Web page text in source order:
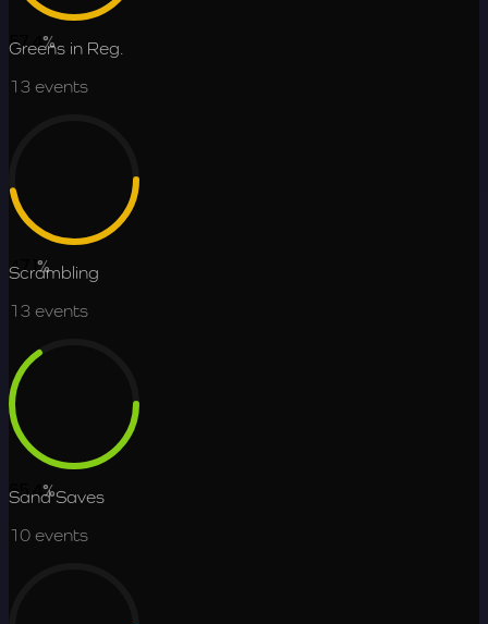
57.4%
Greens in Reg.
13 events
47.1%
Scrambling
13 events
65.4%
Sand Saves
10 events